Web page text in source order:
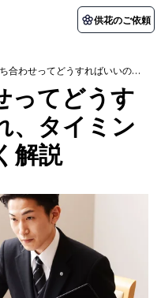
供花のご依頼
棺の儀とは？
員制度
用情報
店舗用地募集
玉県
神奈川県
函館市
客様の声
花のご依頼
葬儀の打ち合わせってどうすればいいの？流れ、タイミングを分かりやすく解説
ってどうす
、タイミン
解説